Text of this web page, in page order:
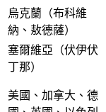
烏克蘭（布科維
納、敖德薩）
塞爾維亞（伏伊伏
丁那）
美國、加拿大、德